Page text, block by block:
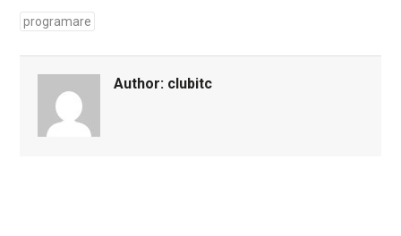
programare
Author: clubitc